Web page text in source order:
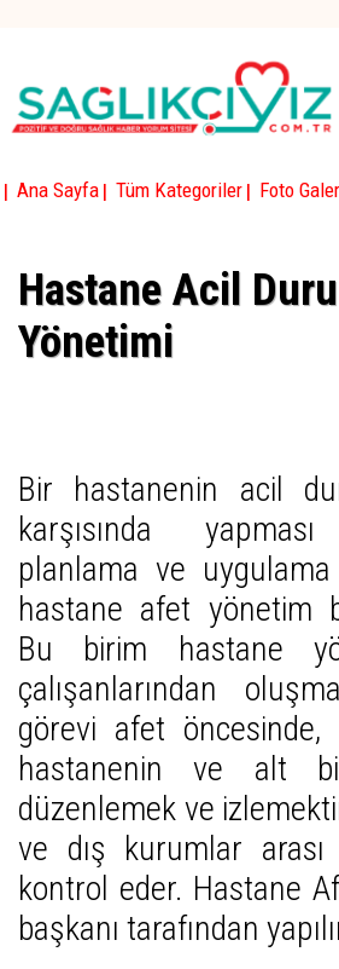
| Ana Sayfa | Tüm Kategoriler | Foto
Hastane Acil
Yönetimi
Bir hastanenin acil
karşısında
planlama ve
hastane afet yönetim
Bu birim hastane
çalışanlarından
görevi afet öncesinde,
hastanenin ve alt
düzenlemek ve
ve dış kurumlar
kontrol eder. Hastane
başkanı tarafından